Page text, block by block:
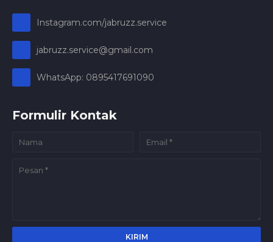
Instagram.com/jabruzz.service
jabruzz.service@gmail.com
WhatsApp: 0895417691090
Formulir Kontak